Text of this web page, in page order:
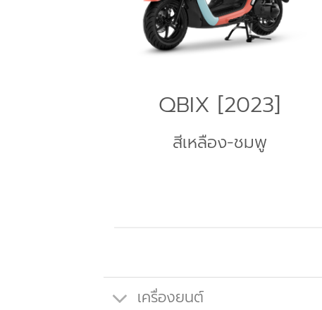
QBIX [2023]
สีเหลือง-ชมพู
เครื่องยนต์